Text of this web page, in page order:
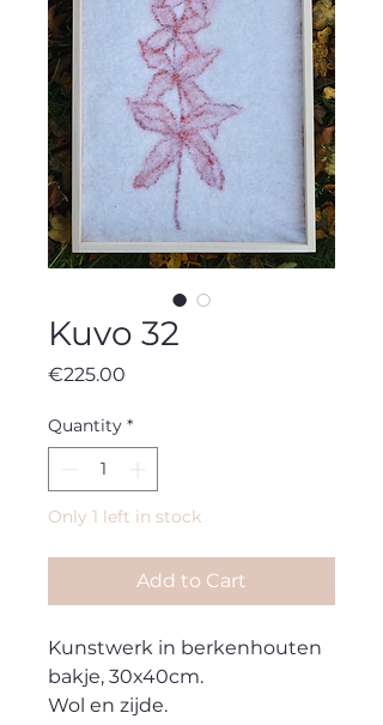
Kuvo 32
€225.00
Quantity *
Only 1 left in stock
Add to Cart
Kunstwerk in berkenhouten
bakje, 30x40cm.
Wol en zijde.